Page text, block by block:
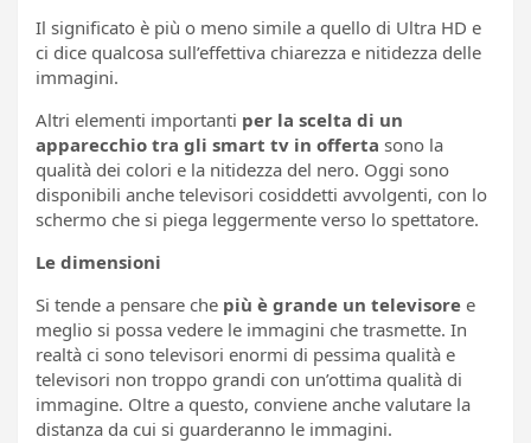
Il significato è più o meno simile a quello di Ultra HD e
ci dice qualcosa sull’effettiva chiarezza e nitidezza delle
immagini.
Altri elementi importanti per la scelta di un
apparecchio tra gli smart tv in offerta sono la
qualità dei colori e la nitidezza del nero. Oggi sono
disponibili anche televisori cosiddetti avvolgenti, con lo
schermo che si piega leggermente verso lo spettatore.
Le dimensioni
Si tende a pensare che più è grande un televisore e
meglio si possa vedere le immagini che trasmette. In
realtà ci sono televisori enormi di pessima qualità e
televisori non troppo grandi con un’ottima qualità di
immagine. Oltre a questo, conviene anche valutare la
distanza da cui si guarderanno le immagini.